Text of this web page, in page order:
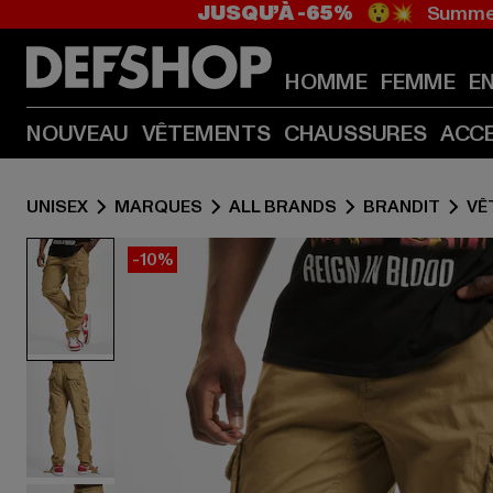
JUSQU’À -65% 😲💥
HOMME FEMME
NOUVEAU VÊTEMENTS CHAUSSURES
UNISEX MARQUES ALL BRANDS BRANDIT
-10%